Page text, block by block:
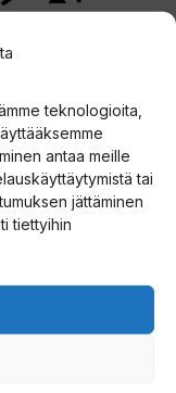
teknologioita,
antaa meille
tai
jättäminen
tiettyihin
PATRIOT